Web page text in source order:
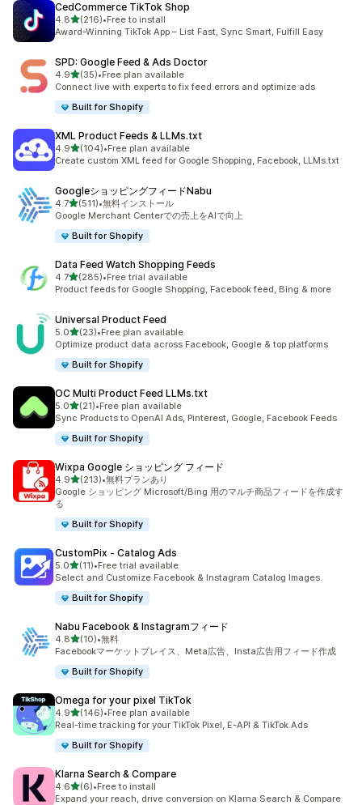
CedCommerce TikTok Shop
4.85つ星中
(216)
合計レビュー数：216件
•Free to install
Award-Winning TikTok App – List Fast, Sync Smart, Fulfill Easy
SPD: Google Feed & Ads Doctor
4.95つ星中
(35)
合計レビュー数：35件
•Free plan available
Connect live with experts to fix feed errors and optimize ads
Built for Shopify
XML Product Feeds & LLMs.txt
4.95つ星中
(104)
合計レビュー数：104件
•Free plan available
Create custom XML feed for Google Shopping, Facebook, LLMs.txt
GoogleショッピングフィードNabu
4.75つ星中
(511)
合計レビュー数：511件
•無料インストール
Google Merchant Centerでの売上をAIで向上
Built for Shopify
Data Feed Watch Shopping Feeds
4.75つ星中
(285)
合計レビュー数：285件
•Free trial available
Product feeds for Google Shopping, Facebook feed, Bing & more
Universal Product Feed
5.05つ星中
(23)
合計レビュー数：23件
•Free plan available
Optimize product data across Facebook, Google & top platforms
Built for Shopify
OC Multi Product Feed LLMs.txt
5.05つ星中
(21)
合計レビュー数：21件
•Free plan available
Sync Products to OpenAI Ads, Pinterest, Google, Facebook Feeds
Built for Shopify
Wixpa Google ショッピング フィード
4.95つ星中
(213)
合計レビュー数：213件
•無料プランあり
Google ショッピング Microsoft/Bing 用のマルチ商品フィードを作成す
る
Built for Shopify
CustomPix ‑ Catalog Ads
5.05つ星中
(11)
合計レビュー数：11件
•Free trial available
Select and Customize Facebook & Instagram Catalog Images.
Built for Shopify
Nabu Facebook & Instagramフィード
4.85つ星中
(10)
合計レビュー数：10件
•無料
Facebookマーケットプレイス、Meta広告、Insta広告用フィード作成
Built for Shopify
Omega for your pixel TikTok
4.95つ星中
(146)
合計レビュー数：146件
•Free plan available
Real-time tracking for your TikTok Pixel, E-API & TikTok Ads
Built for Shopify
Klarna Search & Compare
4.65つ星中
(6)
合計レビュー数：6件
•Free to install
Expand your reach, drive conversion on Klarna Search & Compare